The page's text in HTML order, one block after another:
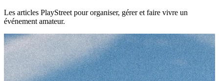
Les articles PlayStreet pour organiser, gérer et faire vivre un
événement amateur.